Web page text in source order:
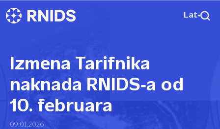
Lat
Izmena Tarifnika
naknada RNIDS‑a od
10. februara
09.01.2026